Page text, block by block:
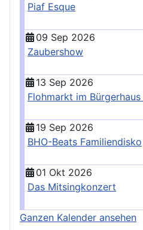
Piaf Esque
09 Sep 2026
Zaubershow
13 Sep 2026
Flohmarkt im
19 Sep 2026
BHO-Beats Familiendisko
01 Okt 2026
Das Mitsingkonzert
Ganzen Kalender ansehen